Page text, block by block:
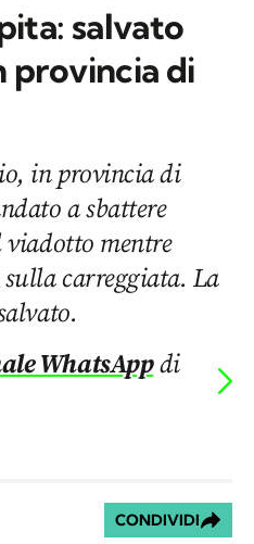
salvato
provincia di
in provincia di
a sbattere
mentre
carreggiata. La
WhatsAppdi
CONDIVIDI